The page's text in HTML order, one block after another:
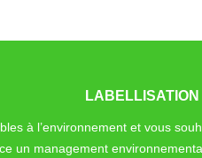
à l’environnement et vous
un management